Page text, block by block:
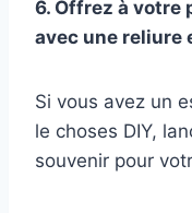
6. Offrez à votre
avec une reliure
Si vous avez un
le choses DIY,
souvenir pour